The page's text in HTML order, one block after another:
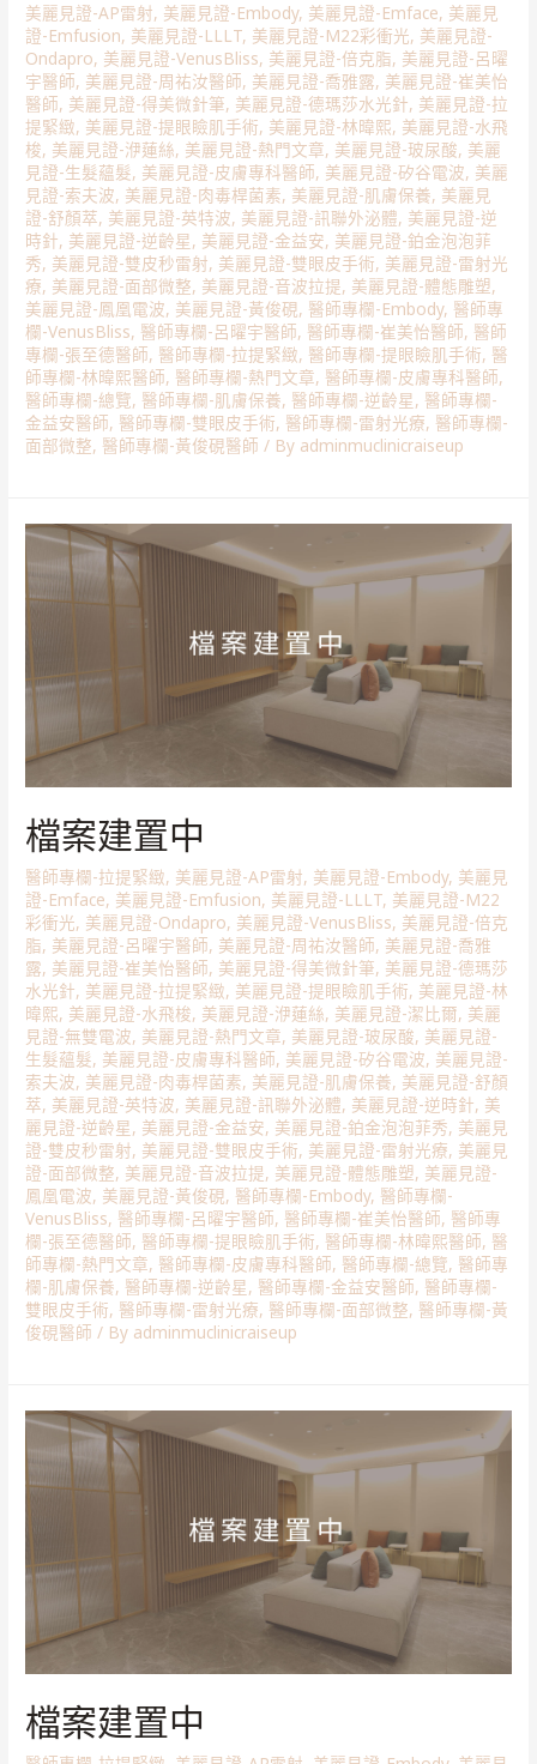
美麗見證-AP雷射, 美麗見證-Embody, 美麗見證-Emface, 美麗見
證-Emfusion, 美麗見證-LLLT, 美麗見證-M22彩衝光, 美麗見證-
Ondapro, 美麗見證-VenusBliss, 美麗見證-倍克脂, 美麗見證-呂曜
宇醫師, 美麗見證-周祐汝醫師, 美麗見證-喬雅露, 美麗見證-崔美怡
醫師, 美麗見證-得美微針筆, 美麗見證-德瑪莎水光針, 美麗見證-拉
提緊緻, 美麗見證-提眼瞼肌手術, 美麗見證-林暐熙, 美麗見證-水飛
梭, 美麗見證-洢蓮絲, 美麗見證-熱門文章, 美麗見證-玻尿酸, 美麗
見證-生髮蘊髮, 美麗見證-皮膚專科醫師, 美麗見證-矽谷電波, 美麗
見證-索夫波, 美麗見證-肉毒桿菌素, 美麗見證-肌膚保養, 美麗見
證-舒顏萃, 美麗見證-英特波, 美麗見證-訊聯外泌體, 美麗見證-逆
時針, 美麗見證-逆齡星, 美麗見證-金益安, 美麗見證-鉑金泡泡菲
秀, 美麗見證-雙皮秒雷射, 美麗見證-雙眼皮手術, 美麗見證-雷射光
療, 美麗見證-面部微整, 美麗見證-音波拉提, 美麗見證-體態雕塑,
美麗見證-鳳凰電波, 美麗見證-黃俊硯, 醫師專欄-Embody, 醫師專
欄-VenusBliss, 醫師專欄-呂曜宇醫師, 醫師專欄-崔美怡醫師, 醫師
專欄-張至德醫師, 醫師專欄-拉提緊緻, 醫師專欄-提眼瞼肌手術, 醫
師專欄-林暐熙醫師, 醫師專欄-熱門文章, 醫師專欄-皮膚專科醫師,
醫師專欄-總覽, 醫師專欄-肌膚保養, 醫師專欄-逆齡星, 醫師專欄-
金益安醫師, 醫師專欄-雙眼皮手術, 醫師專欄-雷射光療, 醫師專欄-
面部微整, 醫師專欄-黃俊硯醫師 / By adminmuclinicraiseup
檔案建置中
醫師專欄-拉提緊緻, 美麗見證-AP雷射, 美麗見證-Embody, 美麗見
證-Emface, 美麗見證-Emfusion, 美麗見證-LLLT, 美麗見證-M22
彩衝光, 美麗見證-Ondapro, 美麗見證-VenusBliss, 美麗見證-倍克
脂, 美麗見證-呂曜宇醫師, 美麗見證-周祐汝醫師, 美麗見證-喬雅
露, 美麗見證-崔美怡醫師, 美麗見證-得美微針筆, 美麗見證-德瑪莎
水光針, 美麗見證-拉提緊緻, 美麗見證-提眼瞼肌手術, 美麗見證-林
暐熙, 美麗見證-水飛梭, 美麗見證-洢蓮絲, 美麗見證-潔比爾, 美麗
見證-無雙電波, 美麗見證-熱門文章, 美麗見證-玻尿酸, 美麗見證-
生髮蘊髮, 美麗見證-皮膚專科醫師, 美麗見證-矽谷電波, 美麗見證-
索夫波, 美麗見證-肉毒桿菌素, 美麗見證-肌膚保養, 美麗見證-舒顏
萃, 美麗見證-英特波, 美麗見證-訊聯外泌體, 美麗見證-逆時針, 美
麗見證-逆齡星, 美麗見證-金益安, 美麗見證-鉑金泡泡菲秀, 美麗見
證-雙皮秒雷射, 美麗見證-雙眼皮手術, 美麗見證-雷射光療, 美麗見
證-面部微整, 美麗見證-音波拉提, 美麗見證-體態雕塑, 美麗見證-
鳳凰電波, 美麗見證-黃俊硯, 醫師專欄-Embody, 醫師專欄-
VenusBliss, 醫師專欄-呂曜宇醫師, 醫師專欄-崔美怡醫師, 醫師專
欄-張至德醫師, 醫師專欄-提眼瞼肌手術, 醫師專欄-林暐熙醫師, 醫
師專欄-熱門文章, 醫師專欄-皮膚專科醫師, 醫師專欄-總覽, 醫師專
欄-肌膚保養, 醫師專欄-逆齡星, 醫師專欄-金益安醫師, 醫師專欄-
雙眼皮手術, 醫師專欄-雷射光療, 醫師專欄-面部微整, 醫師專欄-黃
俊硯醫師 / By adminmuclinicraiseup
檔案建置中